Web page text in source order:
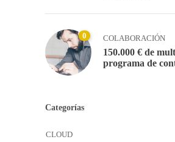
0 COLABORACIÓN
150.000 € de
programa de
Categorías
CLOUD